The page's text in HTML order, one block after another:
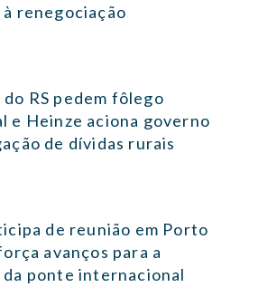
renegociação
RS pedem fôlego
e Heinze aciona governo
de dívidas rurais
de reunião em Porto
avanços para a
ponte internacional